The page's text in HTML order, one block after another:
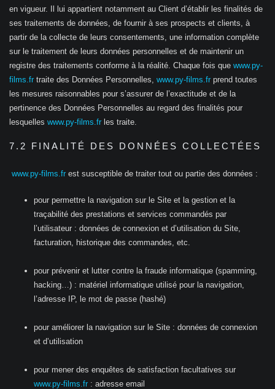
en vigueur. Il lui appartient notamment au Client d’établir les finalités de
ses traitements de données, de fournir à ses prospects et clients, à
partir de la collecte de leurs consentements, une information complète
sur le traitement de leurs données personnelles et de maintenir un
registre des traitements conforme à la réalité. Chaque fois que www.py-
films.fr traite des Données Personnelles, www.py-films.fr prend toutes
les mesures raisonnables pour s’assurer de l’exactitude et de la
pertinence des Données Personnelles au regard des finalités pour
lesquelles www.py-films.fr les traite.
7.2 FINALITÉ DES DONNÉES COLLECTÉES
www.py-films.fr est susceptible de traiter tout ou partie des données :
pour permettre la navigation sur le Site et la gestion et la
traçabilité des prestations et services commandés par
l’utilisateur : données de connexion et d’utilisation du Site,
facturation, historique des commandes, etc.
pour prévenir et lutter contre la fraude informatique (spamming,
hacking…) : matériel informatique utilisé pour la navigation,
l’adresse IP, le mot de passe (hashé)
pour améliorer la navigation sur le Site : données de connexion
et d’utilisation
pour mener des enquêtes de satisfaction facultatives sur
www.py-films.fr : adresse email